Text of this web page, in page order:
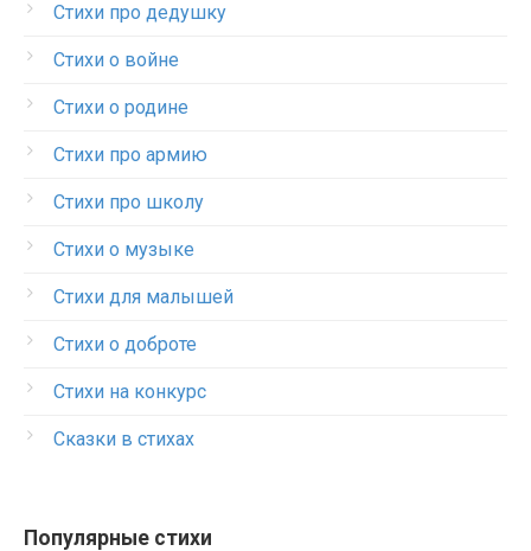
Стихи про дедушку
Стихи о войне
Стихи о родине
Стихи про армию
Стихи про школу
Стихи о музыке
Стихи для малышей
Стихи о доброте
Стихи на конкурс
Сказки в стихах
Популярные стихи